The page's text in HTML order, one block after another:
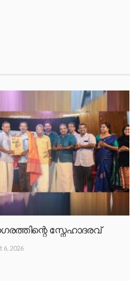
സ്നേഹാദരവ്
6, 2026